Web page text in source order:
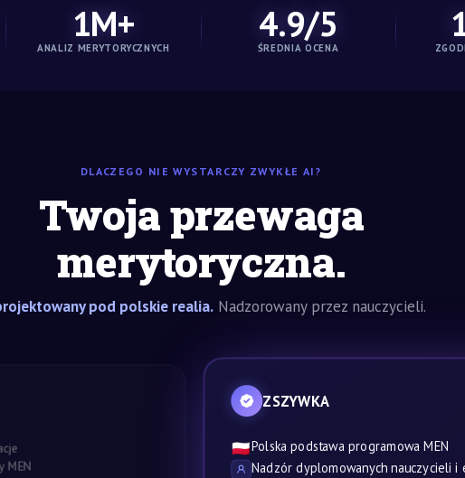
1M+
ANALIZ MERYTORYCZNYCH
4.9/5
ŚREDNIA OCENA
DLACZEGO NIE WYSTARCZY ZWYKŁE AI?
Twoja przewaga
merytoryczna.
pod polskie realia.Nadzorowany przez nauczycieli.
MEN
ZSZYWKA
🇵🇱Polska podstawa programowa MEN
Nadzór dyplomowanych nauczycieli i